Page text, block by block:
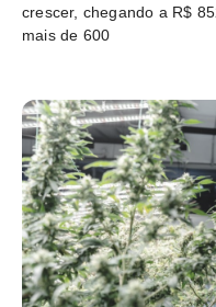
crescer, chegando a R$
mais de 600